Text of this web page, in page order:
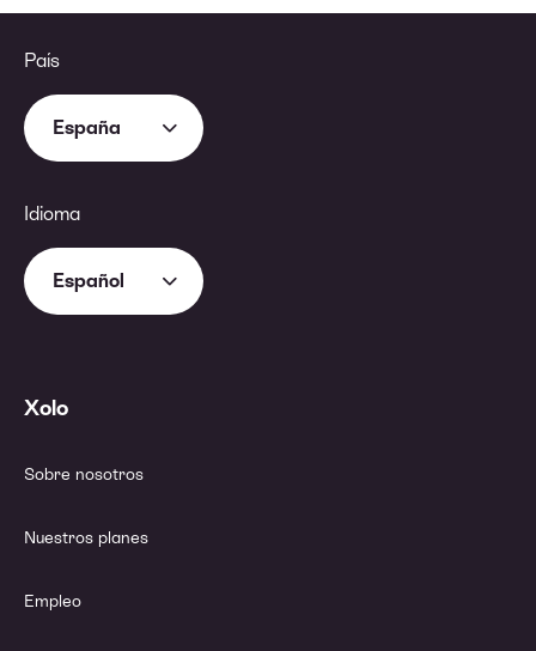
País
España
Idioma
Español
Xolo
Sobre nosotros
Nuestros planes
Empleo